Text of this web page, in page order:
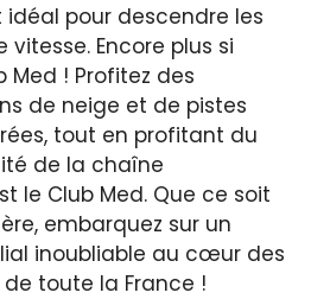
pour descendre les
Encore plus si
Med ! Profitez des
de neige et de pistes
tout en profitant du
de la chaîne
le Club Med. Que ce soit
embarquez sur un
inoubliable au cœur des
toute la France !